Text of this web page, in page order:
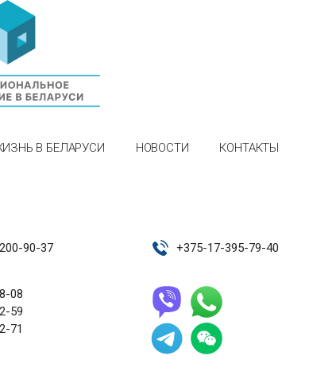
В БЕЛАРУСИ НОВОСТИ КОНТАКТЫ
90-37 +375-17-395-79-40
08
59
71